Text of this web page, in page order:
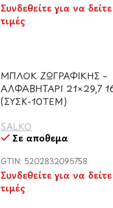
Συνδεθείτε για να δείτε
τιμές
ΜΠΛΟΚ ΖΩΓΡΑΦΙΚΗΣ –
ΑΛΦΑΒΗΤΑΡΙ 21×29,7
(ΣΥΣΚ-10ΤΕΜ)
SALKO
Σε απόθεμα
GTIN: 5202832095758
Συνδεθείτε για να δείτε
τιμές